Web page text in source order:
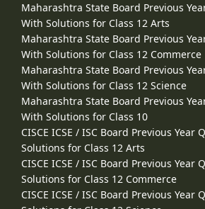
Maharashtra State Board Previous
With Solutions for Class 12 Arts
Maharashtra State Board Previous
With Solutions for Class 12 Commerce
Maharashtra State Board Previous
With Solutions for Class 12 Science
Maharashtra State Board Previous
With Solutions for Class 10
CISCE ICSE / ISC Board Previous Year
Solutions for Class 12 Arts
CISCE ICSE / ISC Board Previous Year
Solutions for Class 12 Commerce
CISCE ICSE / ISC Board Previous Year